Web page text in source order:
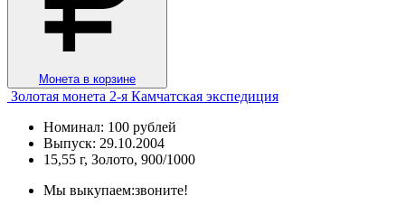
Монета в корзине
Золотая монета 2-я Камчатская экспедиция
Номинал: 100 рублей
Выпуск: 29.10.2004
15,55 г, Золото, 900/1000
Мы выкупаем:звоните!